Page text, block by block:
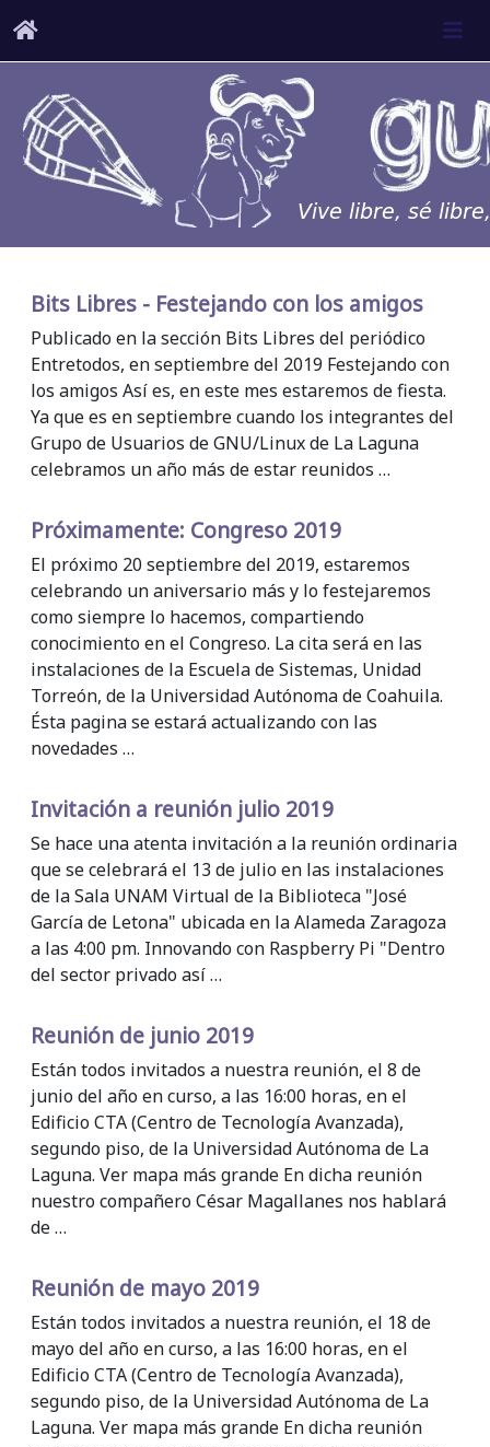
Bits Libres - Festejando con los amigos
Publicado en la sección Bits Libres del periódico
Entretodos, en septiembre del 2019 Festejando con
los amigos Así es, en este mes estaremos de fiesta.
Ya que es en septiembre cuando los integrantes del
Grupo de Usuarios de GNU/Linux de La Laguna
celebramos un año más de estar reunidos …
Próximamente: Congreso 2019
El próximo 20 septiembre del 2019, estaremos
celebrando un aniversario más y lo festejaremos
como siempre lo hacemos, compartiendo
conocimiento en el Congreso. La cita será en las
instalaciones de la Escuela de Sistemas, Unidad
Torreón, de la Universidad Autónoma de Coahuila.
Ésta pagina se estará actualizando con las
novedades …
Invitación a reunión julio 2019
Se hace una atenta invitación a la reunión ordinaria
que se celebrará el 13 de julio en las instalaciones
de la Sala UNAM Virtual de la Biblioteca "José
García de Letona" ubicada en la Alameda Zaragoza
a las 4:00 pm. Innovando con Raspberry Pi "Dentro
del sector privado así …
Reunión de junio 2019
Están todos invitados a nuestra reunión, el 8 de
junio del año en curso, a las 16:00 horas, en el
Edificio CTA (Centro de Tecnología Avanzada),
segundo piso, de la Universidad Autónoma de La
Laguna. Ver mapa más grande En dicha reunión
nuestro compañero César Magallanes nos hablará
de …
Reunión de mayo 2019
Están todos invitados a nuestra reunión, el 18 de
mayo del año en curso, a las 16:00 horas, en el
Edificio CTA (Centro de Tecnología Avanzada),
segundo piso, de la Universidad Autónoma de La
Laguna. Ver mapa más grande En dicha reunión